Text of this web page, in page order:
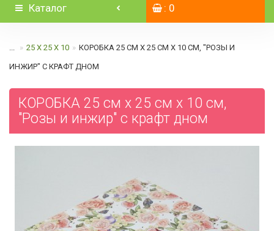
Каталог : 0
... 25 Х 25 Х 10 КОРОБКА 25 СМ Х 25 СМ Х 10 СМ, "РОЗЫ И
ИНЖИР" C КРАФТ ДНОМ
КОРОБКА 25 см х 25 см х 10 см,
"Розы и инжир" c крафт дном